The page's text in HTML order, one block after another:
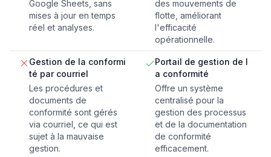
Google Sheets, sans
mises à jour en temps
réel et analyses.
des mouvements de
flotte, améliorant
l'efficacité
opérationnelle.
Gestion de la conformi
té par courriel
Les procédures et
documents de
conformité sont gérés
via courriel, ce qui est
sujet à la mauvaise
gestion.
Portail de gestion de l
a conformité
Offre un système
centralisé pour la
gestion des processus
et de la documentation
de conformité
efficacement.